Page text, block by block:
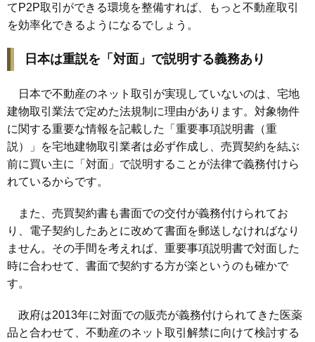
てP2P取引ができる環境を整備すれば、もっと不動産取引
を効率化できるようになるでしょう。
日本は重説を「対面」で説明する義務あり
日本で不動産のネット取引が実現していないのは、宅地
建物取引業法で定めた法規制に理由があります。対象物件
に関する重要な情報を記載した「重要事項説明書（重
説）」を宅地建物取引業者は必ず作成し、売買契約を結ぶ
前に買い主に「対面」で説明することが法律で義務付けら
れているからです。
また、売買契約書も書面での交付が義務付けられてお
り、電子契約したあとに改めて書面を郵送しなければなり
ません。その手間を考えれば、重要事項説明書で対面した
時に合わせて、書面で契約する方が楽というのも確かで
す。
政府は2013年に対面での販売が義務付けられてきた医薬
品と合わせて、不動産のネット取引解禁に向けて検討する